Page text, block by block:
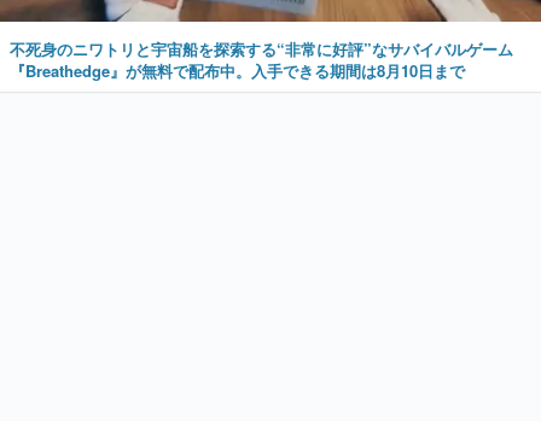
不死身のニワトリと宇宙船を探索する“非常に好評”なサバイバルゲーム
『Breathedge』が無料で配布中。入手できる期間は8月10日まで